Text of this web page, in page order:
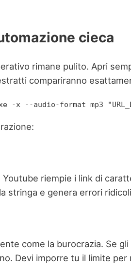
cieca
rimane pulito. Apri
compariranno
-x --audio-format mp3
riempie i link di
stringa e genera errori
come la burocrazia. Se
Devi imporre tu il limite